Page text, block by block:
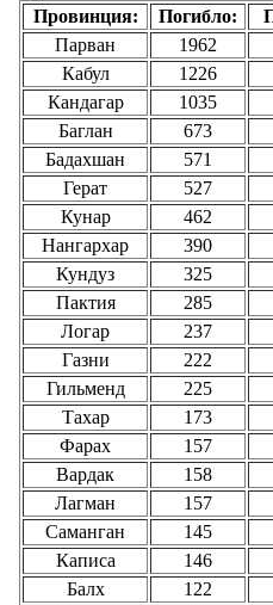
Провинция: Погибло:
Парван
1962
Кабул
1226
Кандагар
1035
Баглан
673
Бадахшан
571
Герат
527
Кунар
462
Нангархар
390
Кундуз
325
Пактия
285
Логар
237
Газни
222
Гильменд
225
Тахар
173
Фарах
157
Вардак
158
Лагман
157
Саманган
145
Каписа
146
Балх
122